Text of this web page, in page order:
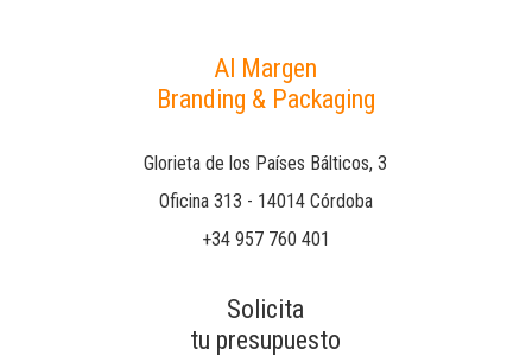
Al Margen
Branding & Packaging
Glorieta de los Países Bálticos, 3
Oficina 313 - 14014 Córdoba
+34 957 760 401
Solicita
tu presupuesto